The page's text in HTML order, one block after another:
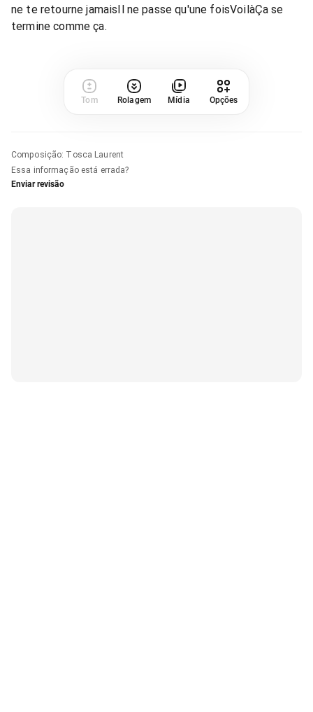
ne te retourne jamaisIl ne passe qu'une foisVoilàÇa se
termine comme ça.
Tom Rolagem Mídia Opções
Composição: Tosca Laurent
Essa informação está errada?
Enviar revisão